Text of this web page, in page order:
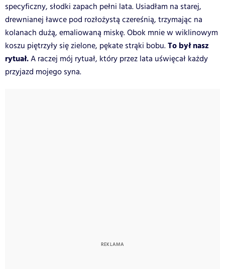
specyficzny, słodki zapach pełni lata. Usiadłam na starej,
drewnianej ławce pod rozłożystą czereśnią, trzymając na
kolanach dużą, emaliowaną miskę. Obok mnie w wiklinowym
koszu piętrzyły się zielone, pękate strąki bobu.To był nasz
rytuał.A raczej mój rytuał, który przez lata uświęcał każdy
przyjazd mojego syna.